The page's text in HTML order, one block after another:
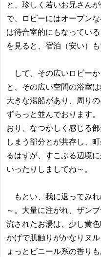
と、珍しく若いお兄さん
で、ロビーにはオープン
は待合室的にもなってい
を見ると、宿泊（安い）
して、その広いロビーか
と、その広い空間の浴室
大きな湯船があり、周り
ずらっと並んでおります
おり、なつかしく感じる
しまう部分とが共存し、
るはずが、すこぶる辺境
いったりしましてね～。
もとい、我に返ってみ
～。大量に注がれ、ザン
流されたお湯は、少し黄
かげで肌触りがかなりヌ
ょっとビニール系の香り